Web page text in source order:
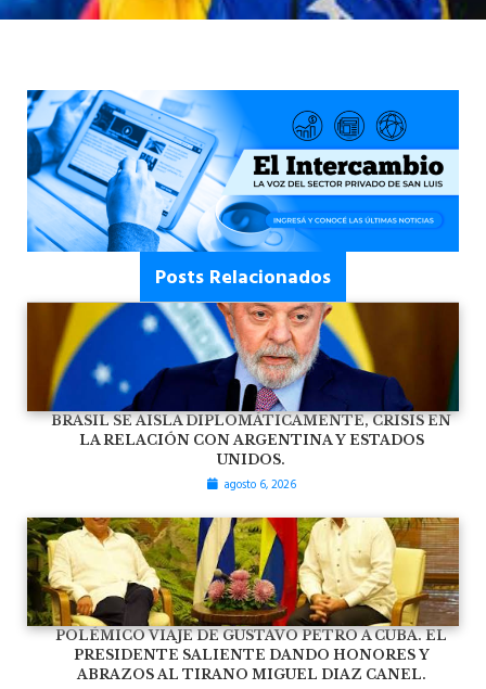
Posts Relacionados
BRASIL SE AISLA DIPLOMÁTICAMENTE, CRISIS EN
LA RELACIÓN CON ARGENTINA Y ESTADOS
UNIDOS.
agosto 6, 2026
POLÉMICO VIAJE DE GUSTAVO PETRO A CUBA. EL
PRESIDENTE SALIENTE DANDO HONORES Y
ABRAZOS AL TIRANO MIGUEL DIAZ CANEL.